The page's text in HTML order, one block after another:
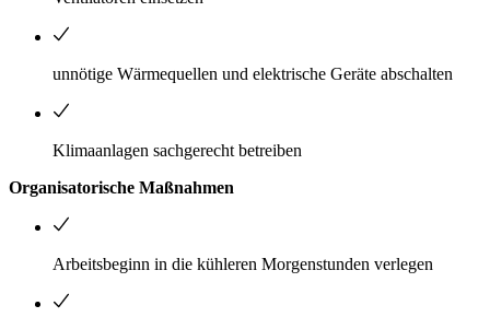
unnötige Wärmequellen und elektrische Geräte abschalten
Klimaanlagen sachgerecht betreiben
Organisatorische Maßnahmen
Arbeitsbeginn in die kühleren Morgenstunden verlegen